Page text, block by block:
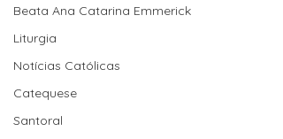
Beata Ana Catarina Emmerick
Liturgia
Notícias Católicas
Catequese
Santoral